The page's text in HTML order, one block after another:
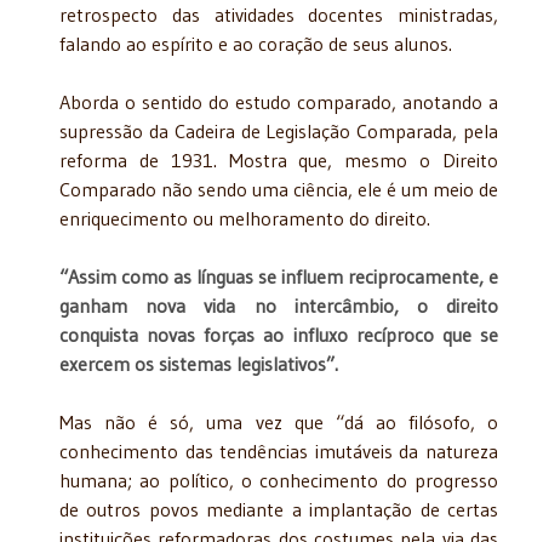
retrospecto das atividades docentes ministradas,
falando ao espírito e ao coração de seus alunos.
Aborda o sentido do estudo comparado, anotando a
supressão da Cadeira de Legislação Comparada, pela
reforma de 1931. Mostra que, mesmo o Direito
Comparado não sendo uma ciência, ele é um meio de
enriquecimento ou melhoramento do direito.
“Assim como as línguas se influem reciprocamente, e
ganham nova vida no intercâmbio, o direito
conquista novas forças ao influxo recíproco que se
exercem os sistemas legislativos”.
Mas não é só, uma vez que “dá ao filósofo, o
conhecimento das tendências imutáveis da natureza
humana; ao político, o conhecimento do progresso
de outros povos mediante a implantação de certas